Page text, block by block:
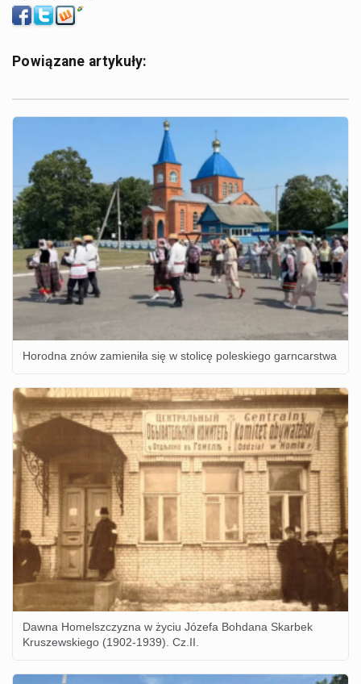
Powiązane artykuły:
Horodna znów zamieniła się w stolicę poleskiego garncarstwa
Dawna Homelszczyzna w życiu Józefa Bohdana Skarbek
Kruszewskiego (1902-1939). Cz.II.